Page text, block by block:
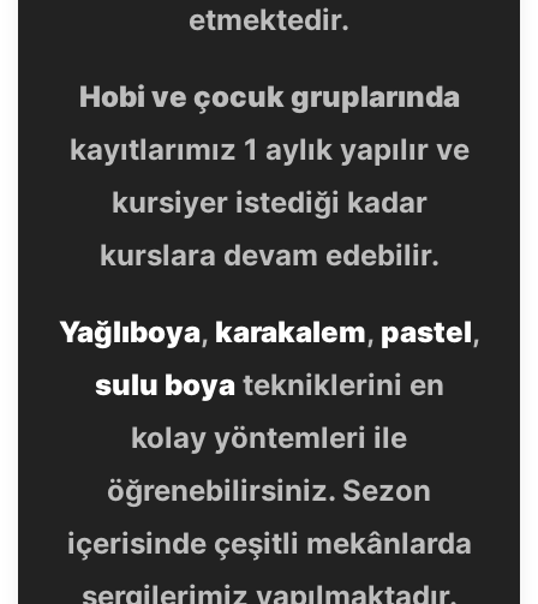
etmektedir.
Hobi ve çocuk gruplarında
kayıtlarımız 1 aylık yapılır ve
kursiyer istediği kadar
kurslara devam edebilir.
Yağlıboya, karakalem, pastel,
sulu boyatekniklerini en
kolay yöntemleri ile
öğrenebilirsiniz. Sezon
içerisinde çeşitli mekânlarda
sergilerimiz yapılmaktadır.